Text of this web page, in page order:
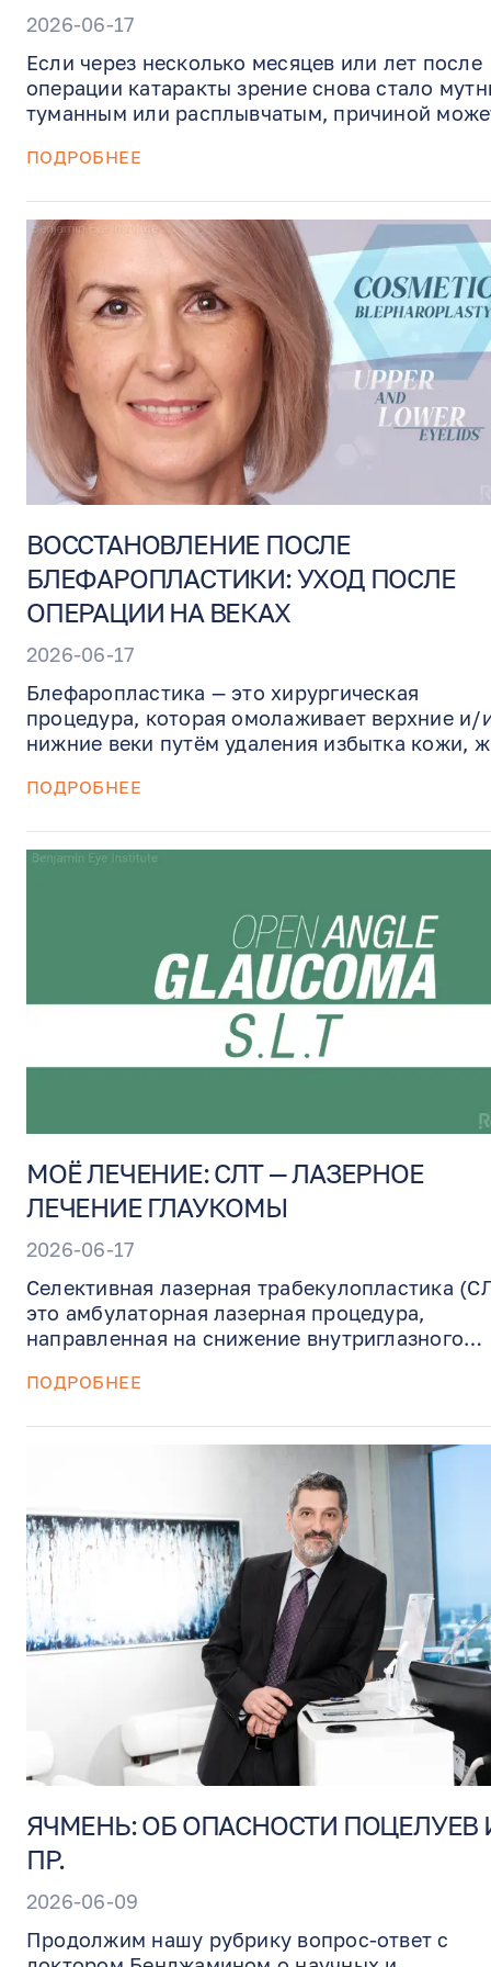
2026-06-17
Если через несколько месяцев или лет после
операции катаракты зрение снова стало
туманным или расплывчатым, причиной
которое иногда называют «вторичной
поддающееся лечению явление, а не
самой катаракты. В Benjamin Eye Institute
Артур Бенджамин выполняет YAG-лазерную
капсулотомию прямо в кабинете, без
швов, помогая быстро восстановить более
зрение.
ПОДРОБНЕЕ
ВОССТАНОВЛЕНИЕ ПОСЛЕ
БЛЕФАРОПЛАСТИКИ: УХОД ПОСЛЕ
ОПЕРАЦИИ НА ВЕКАХ
2026-06-17
Блефаропластика — это хирургическая
процедура, которая омолаживает верхние и/
нижние веки путём удаления избытка кожи,
чего ожидать после операции на веках: отёк,
ограничения активности и важные
для безопасного восстановления и
ПОДРОБНЕЕ
МОЁ ЛЕЧЕНИЕ: СЛТ — ЛАЗЕРНОЕ
ЛЕЧЕНИЕ ГЛАУКОМЫ
2026-06-17
Селективная лазерная трабекулопластика
это амбулаторная лазерная процедура,
направленная на снижение внутриглазного
этом руководстве объясняется, как работает
применяется поэтапная стратегия доктора
Бенджамина 180° + оценка + 180° при
необходимости, и почему СЛТ может помочь
уменьшить или отсрочить необходимость
ежедневного применения капель от
ПОДРОБНЕЕ
ЯЧМЕНЬ: ОБ ОПАСНОСТИ ПОЦЕЛУЕВ
ПР.
2026-06-09
Продолжим нашу рубрику вопрос-ответ с